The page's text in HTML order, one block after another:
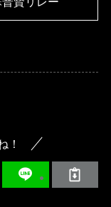
！